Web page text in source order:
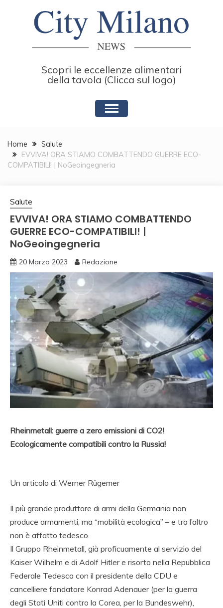
Scopri le eccellenze alimentari
della tavola (Clicca sul logo)
Home
Salute
EVVIVA! ORA STIAMO COMBATTENDO GUERRE ECO-
COMPATIBILI! | NoGeoingegneria
Salute
EVVIVA! ORA STIAMO COMBATTENDO
GUERRE ECO-COMPATIBILI! |
NoGeoingegneria
20 Marzo 2023 Redazione
Rheinmetall: guerre a zero emissioni di CO2!
Ecologicamente compatibili contro la Russia!
Un articolo di Werner Rügemer
Il più grande produttore di armi della Germania non
produce armamenti, ma “mobilità ecologica” – e tra l’altro
non è affatto tedesco.
Il Gruppo Rheinmetall, già proficuamente al servizio del
Kaiser Wilhelm e di Adolf Hitler e risorto nella Repubblica
Federale Tedesca con il presidente della CDU e
cancelliere fondatore Konrad Adenauer (per la guerra
degli Stati Uniti contro la Corea, per la Bundeswehr),